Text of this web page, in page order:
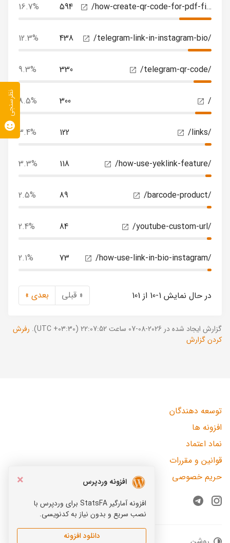
/how-create-qr-code-for-pdf-files/
594
16.7%
/telegram-link-in-instagram-bio/
438
12.3%
/telegram-qr-code/
330
9.3%
/
300
8.5%
/links/
122
3.4%
/how-use-yeklink-feature/
118
3.3%
/barcode-product/
89
2.5%
/youtube-custom-url/
84
2.4%
/how-use-link-in-bio-instagram/
73
2.1%
در حال نمایش 1-10 از 101 « قبلی بعدی »
گزارش ایجاد شده در 2026-08-07 ساعت 22:07:52 (UTC +03:30).
رفرش
کردن گزارش
×
افزونه وردپرس
افزونه آمارگیر StatsFA برای وردپرس با
نصب سریع و بدون نیاز به کدنویسی.
دانلود افزونه
توسعه دهندگان
افزونه ها
نماد اعتماد
قوانین و مقررات
حریم خصوصی
Instagram
Telegram
نظرسنجی